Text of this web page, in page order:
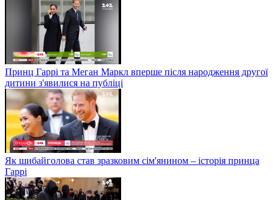
Принц Гаррі та Меган Маркл вперше після народження другої
дитини з'явилися на публіці
Як шибайголова став зразковим сім'янином – історія принца
Гаррі